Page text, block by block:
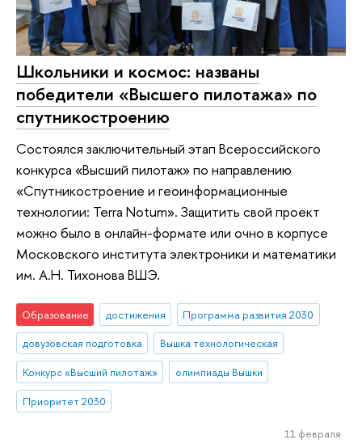
Школьники и космос: названы
победители «Высшего пилотажа» по
спутникостроению
Состоялся заключительный этап Всероссийского
конкурса «Высший пилотаж» по направлению
«Спутникостроение и геоинформационные
технологии: Terra Notum». Защитить свой проект
можно было в онлайн-формате или очно в корпусе
Московского института электроники и математики
им. А.Н. Тихонова ВШЭ.
Образование достижения
Программа развития 2030
довузовская подготовка
Вышка технологическая
Конкурс «Высший пилотаж»
олимпиады Вышки
Приоритет 2030
11 февраля